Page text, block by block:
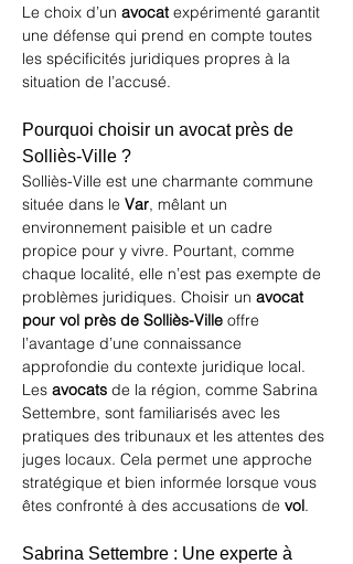
Le choix d’un avocat expérimenté garantit
une défense qui prend en compte toutes
les spécificités juridiques propres à la
situation de l’accusé.
Pourquoi choisir un avocat près de
Solliès-Ville ?
Solliès-Ville est une charmante commune
située dans le Var, mêlant un
environnement paisible et un cadre
propice pour y vivre. Pourtant, comme
chaque localité, elle n’est pas exempte de
problèmes juridiques. Choisir un avocat
pour vol près de Solliès-Ville offre
l’avantage d’une connaissance
approfondie du contexte juridique local.
Les avocats de la région, comme Sabrina
Settembre, sont familiarisés avec les
pratiques des tribunaux et les attentes des
juges locaux. Cela permet une approche
stratégique et bien informée lorsque vous
êtes confronté à des accusations de vol.
Sabrina Settembre : Une experte à